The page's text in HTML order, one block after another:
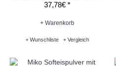
37,78€ *
+ Warenkorb
+ Wunschliste + Vergleich